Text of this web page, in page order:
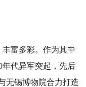
富多彩。作为其中
代异军突起，先后
无锡博物院合力打造